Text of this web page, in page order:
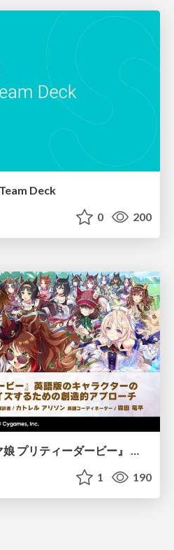
Deck
0 200
【CEDEC2026】『ウマ娘 プリティーダービー』 英語版のキャラクターの方言や口調をローカライズするための創造的アプローチ
1 190